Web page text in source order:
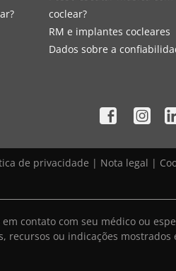
coclear?
RM e implantes cocleares
Dados sobre a
de privacidade | Nota legal |
contato com seu médico ou
recursos ou indicações mostrados